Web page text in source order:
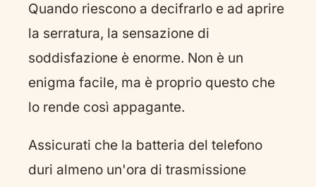
Quando riescono a decifrarlo e ad aprire
la serratura, la sensazione di
soddisfazione è enorme. Non è un
enigma facile, ma è proprio questo che
lo rende così appagante.
Assicurati che la batteria del telefono
duri almeno un'ora di trasmissione